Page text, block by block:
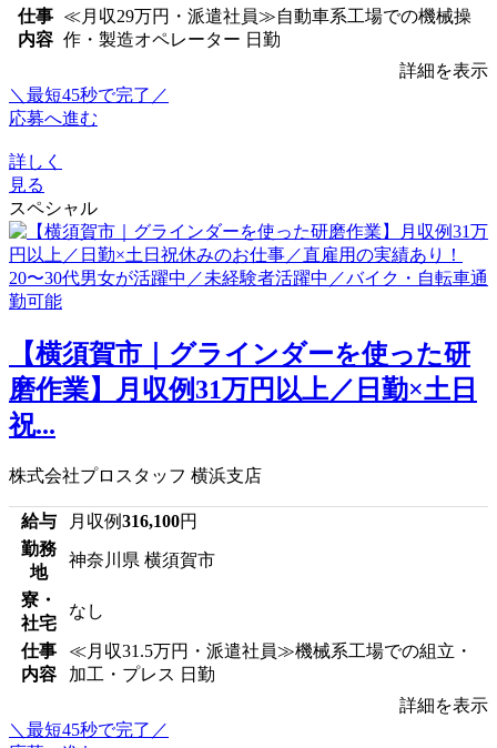
仕事
内容
≪月収29万円・派遣社員≫自動車系工場での機械操
作・製造オペレーター 日勤
詳細を表示
＼最短45秒で完了／
応募へ進む
詳しく
見る
スペシャル
【横須賀市｜グラインダーを使った研
磨作業】月収例31万円以上／日勤×土日
祝...
株式会社プロスタッフ 横浜支店
給与 月収例316,100円
勤務
地
神奈川県 横須賀市
寮・
社宅
なし
仕事
内容
≪月収31.5万円・派遣社員≫機械系工場での組立・
加工・プレス 日勤
詳細を表示
＼最短45秒で完了／